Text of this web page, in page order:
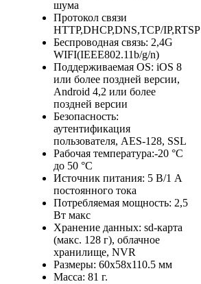
шума
Протокол связи
HTTP,DHCP,DNS,TCP/IP,RTSP
Беспроводная связь: 2,4G
WIFI(IEEE802.11b/g/n)
Поддерживаемая OS: iOS 8
или более поздней версии,
Android 4,2 или более
поздней версии
Безопасность:
аутентификация
пользователя, AES-128, SSL
Рабочая температура:-20 °C
до 50 °C
Источник питания: 5 В/1 А
постоянного тока
Потребляемая мощность: 2,5
Вт макс
Хранение данных: sd-карта
(макс. 128 г), облачное
хранилище, NVR
Размеры: 60x58x110.5 мм
Масса: 81 г.